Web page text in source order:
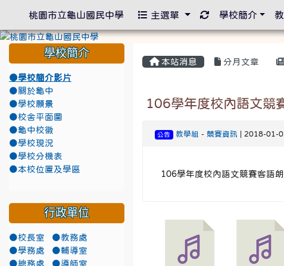
本站消息 分月文章
106學年度校內語文競
公告 教學組 - 競賽資訊| 2018-01-
106學年度校內語文競賽客語
學校簡介
●學校簡介影片
●關於龜中
●學校願景
●校舍平面圖
●龜中校徽
●學校現況
●學校分機表
●本校位置及學區
行政單位
●校長室
●教務處
●學務處
●輔導室
●總務處
●導師室
桃園市立龜山國民中學 主選單 重新取得佈景設
學校簡介